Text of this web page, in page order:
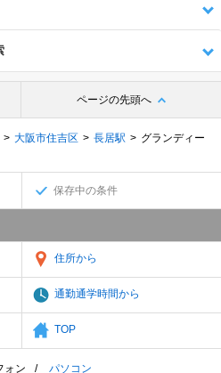
ページの先頭へ
大阪市住吉区 長居駅
グランディー
保存中の条件
住所から
通勤通学時間から
TOP
ォン パソコン